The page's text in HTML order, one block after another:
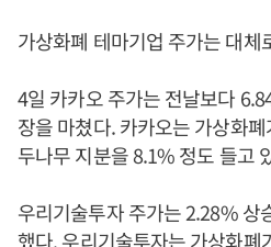
가상화폐 테마기업 주가는 대체
4일 카카오 주가는 전날보다
장을 마쳤다. 카카오는 가상화
두나무 지분을 8.1% 정도 들고
우리기술투자 주가는 2.28% 상
했다. 우리기술투자는 가상화폐